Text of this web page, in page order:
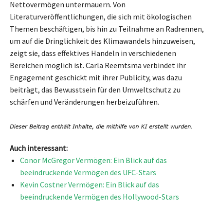
Nettovermögen untermauern. Von
Literaturveröffentlichungen, die sich mit ökologischen
Themen beschäftigen, bis hin zu Teilnahme an Radrennen,
um auf die Dringlichkeit des Klimawandels hinzuweisen,
zeigt sie, dass effektives Handeln in verschiedenen
Bereichen möglich ist. Carla Reemtsma verbindet ihr
Engagement geschickt mit ihrer Publicity, was dazu
beiträgt, das Bewusstsein für den Umweltschutz zu
schärfen und Veränderungen herbeizuführen.
Auch interessant:
Conor McGregor Vermögen: Ein Blick auf das
beeindruckende Vermögen des UFC-Stars
Kevin Costner Vermögen: Ein Blick auf das
beeindruckende Vermögen des Hollywood-Stars